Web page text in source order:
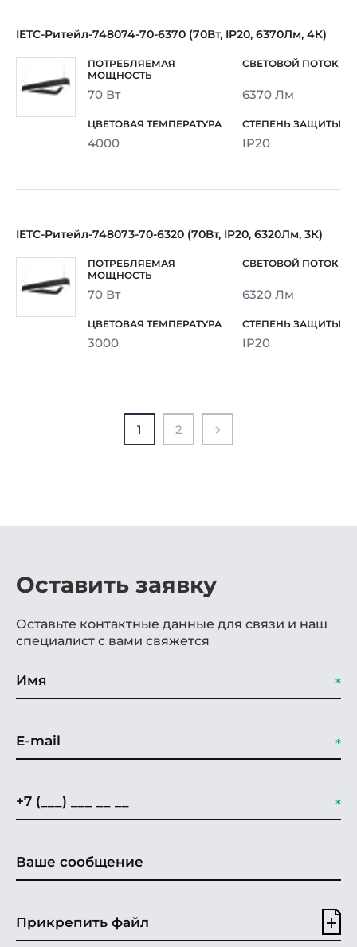
IETC-Ритейл-748074-70-6370 (70Вт, IP20, 6370Лм, 4К)
70 Вт 6370 Лм
4000 IP20
IETC-Ритейл-748073-70-6320 (70Вт, IP20, 6320Лм, 3К)
70 Вт 6320 Лм
3000 IP20
1 2
Оставить заявку
Оставьте контактные данные для связи и наш
специалист с вами свяжется
Прикрепить файл